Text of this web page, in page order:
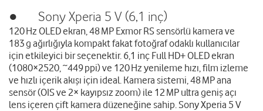
● Sony Xperia 5 V (6,1 inç)
120 Hz OLED ekran, 48 MP Exmor RS sensörlü kamera ve
183 g ağırlığıyla kompakt fakat fotoğraf odaklı kullanıcılar
için etkileyici bir seçenektir. 6,1 inç Full HD+ OLED ekran
(1080×2520, ~449 ppi) ve 120 Hz yenileme hızı, film izleme
ve hızlı içerik akışı için ideal. Kamera sistemi, 48 MP ana
sensör (OIS ve 2× kayıpsız zoom) ile 12 MP ultra geniş açı
lens içeren çift kamera düzeneğine sahip. Sony Xperia 5 V